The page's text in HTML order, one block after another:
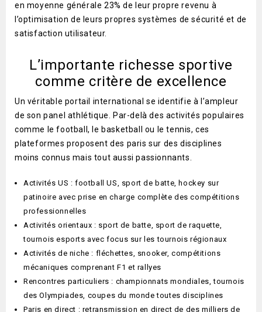
en moyenne générale 23% de leur propre revenu à
l’optimisation de leurs propres systèmes de sécurité et de
satisfaction utilisateur.
L’importante richesse sportive
comme critère de excellence
Un véritable portail international se identifie à l’ampleur
de son panel athlétique. Par-delà des activités populaires
comme le football, le basketball ou le tennis, ces
plateformes proposent des paris sur des disciplines
moins connus mais tout aussi passionnants.
Activités US : football US, sport de batte, hockey sur
patinoire avec prise en charge complète des compétitions
professionnelles
Activités orientaux : sport de batte, sport de raquette,
tournois esports avec focus sur les tournois régionaux
Activités de niche : fléchettes, snooker, compétitions
mécaniques comprenant F1 et rallyes
Rencontres particuliers : championnats mondiales, tournois
des Olympiades, coupes du monde toutes disciplines
Paris en direct : retransmission en direct de des milliers de